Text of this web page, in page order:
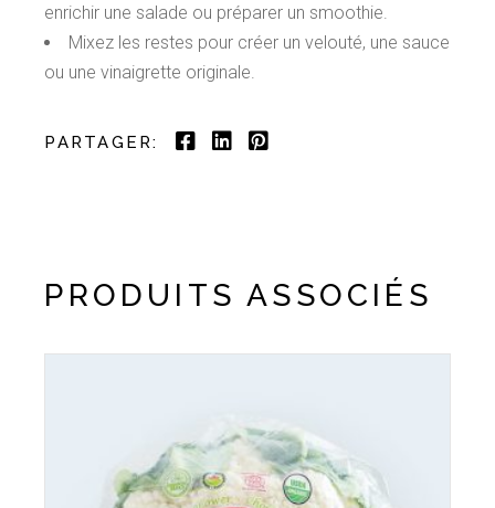
enrichir une salade ou préparer un smoothie.
Mixez les restes pour créer un velouté, une sauce
ou une vinaigrette originale.
PARTAGER:
PRODUITS ASSOCIÉS